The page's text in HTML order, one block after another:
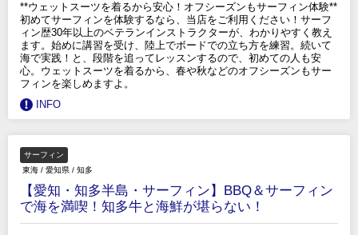
**ウェットスーツを着るから安心！オフシーズンもサーフィン体験**
初めてサーフィンを体験するなら、当店をご利用ください！サーフ
ィン歴30年以上のベテランインストラクターが、わかりやすく教え
ます。始めに講習を受け、陸上でボードでの立ち方を練習。続いて
海で実践！と、段階を追ってレッスンするので、初めての人も安
心。ウェットスーツを着るから、春や秋などのオフシーズンもサー
フィンを楽しめますよ。
INFO
サーフィン
東海 / 愛知県 / 知多
【愛知・知多半島・サーフィン】BBQ＆サーフィン
で海を満喫！知多牛と海鮮が堪らない！